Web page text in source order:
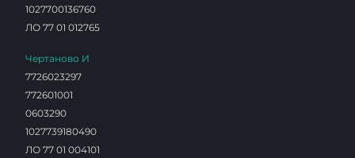
1027700136760
ЛО 77 01 012765
Чертаново И
7726023297
772601001
0603290
1027739180490
ЛО 77 01 004101